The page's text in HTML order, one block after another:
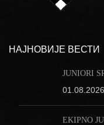
НАЈНОВИЈЕ ВЕСТИ
JUNIORI
01.08.2026.
EKIPNO